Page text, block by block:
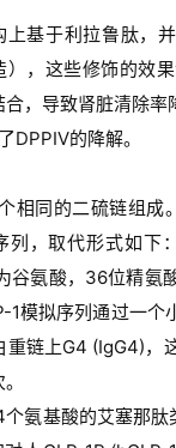
基于利拉鲁肽，
），这些修饰的效
，导致肾脏清除
DPPIV的降解。
相同的二硫链组成
列，取代形式如下
谷氨酸，36位精氨
1模拟序列通过一个
重链上G4 (IgG4)，
氨基酸的艾塞那肽